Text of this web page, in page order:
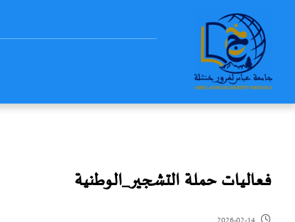
فعاليات حملة التشجير_الوطنية